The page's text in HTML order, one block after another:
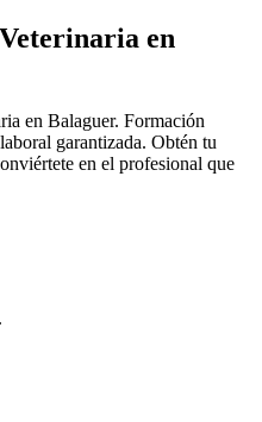
en
en Balaguer. Formación
garantizada. Obtén tu
en el profesional que